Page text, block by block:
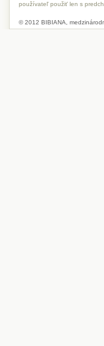
používateľ použiť len s
© 2012 BIBIANA,